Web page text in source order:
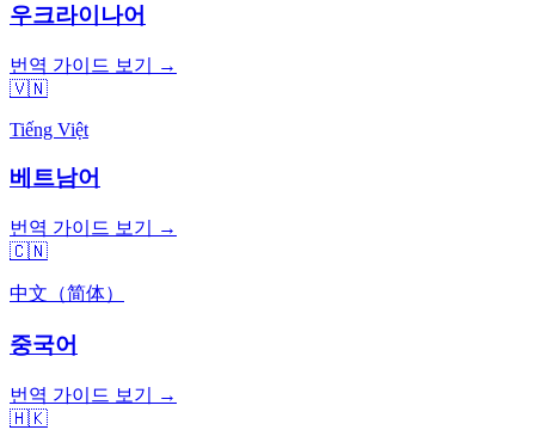
우크라이나어
번역 가이드 보기 →
🇻🇳
Tiếng Việt
베트남어
번역 가이드 보기 →
🇨🇳
中文（简体）
중국어
번역 가이드 보기 →
🇭🇰